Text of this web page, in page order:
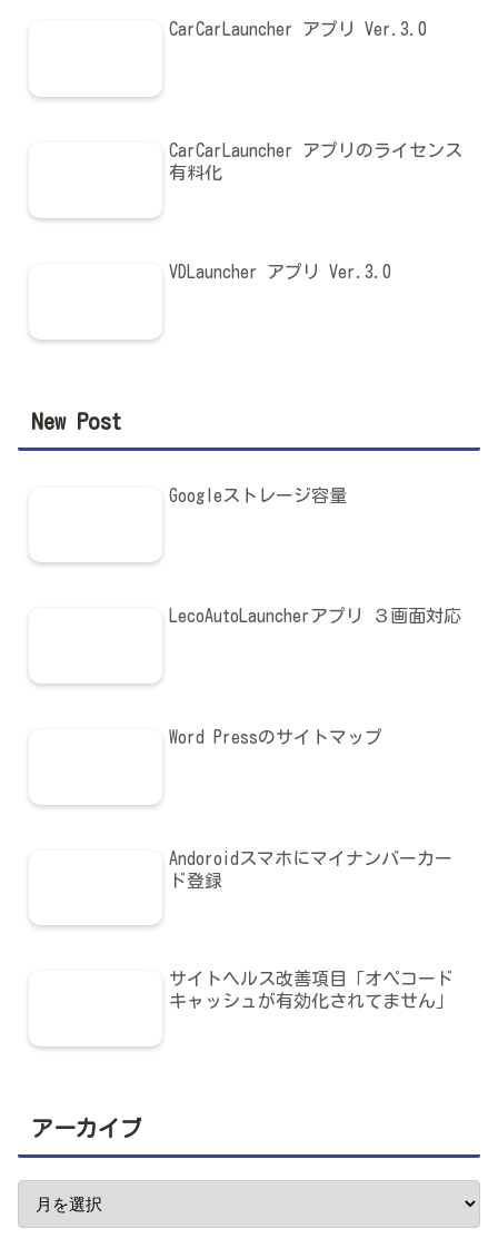
CarCarLauncher アプリ Ver.3.0
CarCarLauncher アプリのライセンス
有料化
VDLauncher アプリ Ver.3.0
New Post
Googleストレージ容量
LecoAutoLauncherアプリ ３画面対応
Word Pressのサイトマップ
Andoroidスマホにマイナンバーカー
ド登録
サイトヘルス改善項目「オペコード
キャッシュが有効化されてません」
アーカイブ